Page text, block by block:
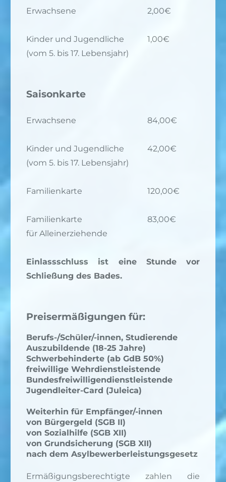
Erwachsene 2,00€
Kinder und Jugendliche
(vom 5. bis 17. Lebensjahr)
1,00€
Saisonkarte
Erwachsene 84,00€
Kinder und Jugendliche
(vom 5. bis 17. Lebensjahr)
42,00€
Familienkarte 120,00€
Familienkarte
für Alleinerziehende
83,00€
Einlassschluss ist eine Stunde vor
Schließung des Bades.
Preisermäßigungen für:
Berufs-/Schüler/-innen, Studierende
Auszubildende (18-25 Jahre)
Schwerbehinderte (ab GdB 50%)
freiwillige Wehrdienstleistende
Bundesfreiwilligendienstleistende
Jugendleiter-Card (Juleica)
Weiterhin für Empfänger/-innen
von Bürgergeld (SGB II)
von Sozialhilfe (SGB XII)
von Grundsicherung (SGB XII)
nach dem Asylbewerberleistungsgesetz
Ermäßigungsberechtigte zahlen die